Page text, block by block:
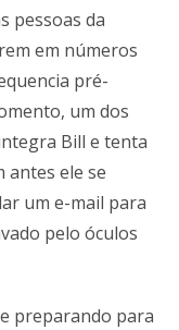
pessoas da
em números
pré-
um dos
Bill e tenta
antes ele se
um e-mail para
pelo óculos
preparando para